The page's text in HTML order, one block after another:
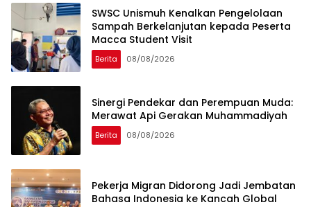
SWSC Unismuh Kenalkan Pengelolaan
Sampah Berkelanjutan kepada Peserta
Macca Student Visit
Berita 08/08/2026
Sinergi Pendekar dan Perempuan Muda:
Merawat Api Gerakan Muhammadiyah
Berita 08/08/2026
Pekerja Migran Didorong Jadi Jembatan
Bahasa Indonesia ke Kancah Global